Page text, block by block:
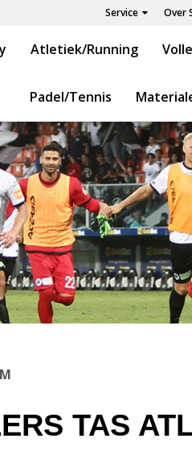
Service Over
Atletiek/Running
Padel/Tennis
TAS